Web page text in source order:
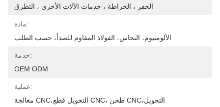
الحفر ، الخراطة ، خدمات الآلات الأخرى ، التطرق
مادة:
الألومنيوم، النحاس، الفولاذ المقاوم للصدأ، حسب الطلب
خدمة:
OEM ODM
عملية:
معالجة CNC،التحويل قطع CNC، طحن CNC،التحويل